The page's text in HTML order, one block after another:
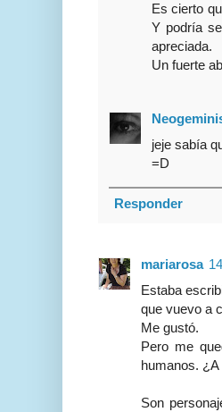
Es cierto
Y podría
apreciada.
Un fuerte
jeje sabía
=D
Responder
mariarosa
Estaba
que vuevo a
Me gustó.
Pero me
humanos.
Son